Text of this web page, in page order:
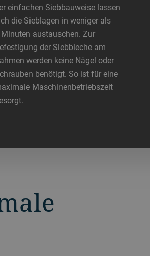
einfachen Siebbauweise lassen
die Sieblagen in weniger als
austauschen. Zur
der Siebbleche am
werden keine Nägel oder
benötigt. So ist für eine
Maschinenbetriebszeit